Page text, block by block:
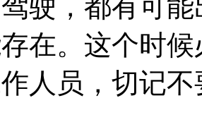
驶，都有可
在。这个时
人员，切记